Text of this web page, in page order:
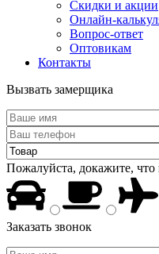
Скидки и акции
Онлайн-
Вопрос-ответ
Оптовикам
Контакты
Вызвать замерщика
Пожалуйста, докажите,
Заказать звонок